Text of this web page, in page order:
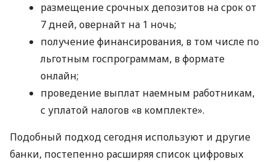
размещение срочных депозитов на срок от
7 дней, овернайт на 1 ночь;
получение финансирования, в том числе по
льготным госпрограммам, в формате
онлайн;
проведение выплат наемным работникам,
с уплатой налогов «в комплекте».
Подобный подход сегодня используют и другие
банки, постепенно расширяя список цифровых